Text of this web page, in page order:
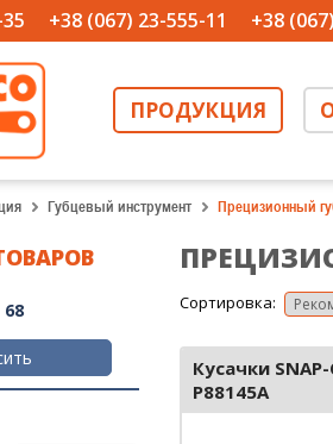
+38 (067) 23-555-11 +38
ПРОДУКЦИЯ
Губцевый инструмент Прецизионный
Сортировка:
Кусачки
P88145A
68